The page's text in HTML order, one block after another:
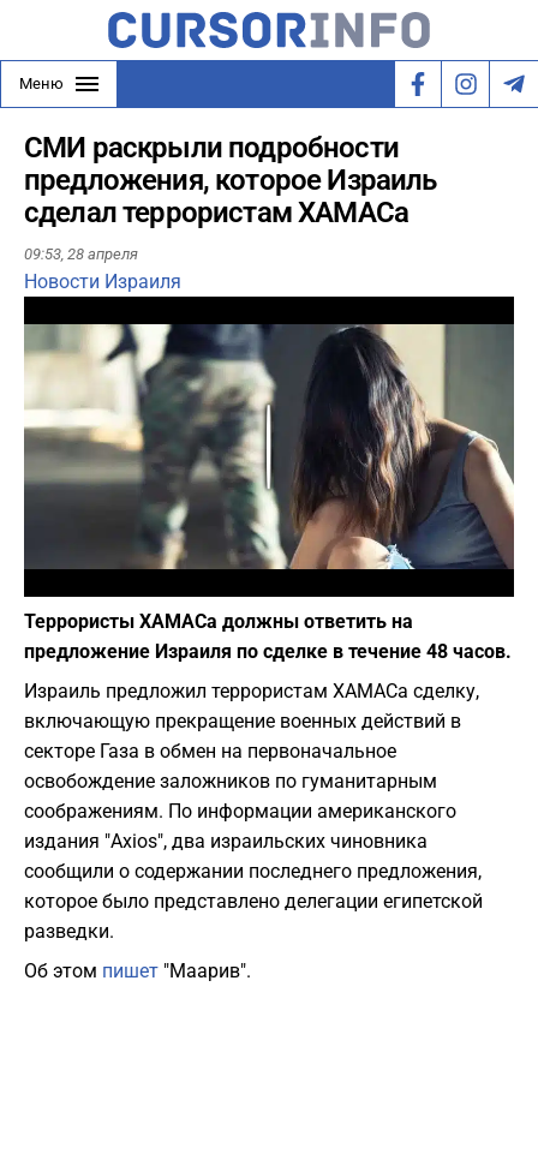
Меню
СМИ раскрыли подробности
предложения, которое Израиль
сделал террористам ХАМАСа
09:53, 28 апреля
Новости Израиля
Фото: canva.com
Террористы ХАМАСа должны ответить на
предложение Израиля по сделке в течение 48 часов.
Израиль предложил террористам ХАМАСа сделку,
включающую прекращение военных действий в
секторе Газа в обмен на первоначальное
освобождение заложников по гуманитарным
соображениям. По информации американского
издания "Axios", два израильских чиновника
сообщили о содержании последнего предложения,
которое было представлено делегации египетской
разведки.
Об этом пишет "Маарив".